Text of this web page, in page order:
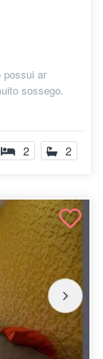
possui ar
sossego.
2 2